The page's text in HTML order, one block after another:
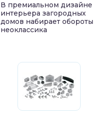
В премиальном дизайне
интерьера загородных
домов набирает обороты
неоклассика